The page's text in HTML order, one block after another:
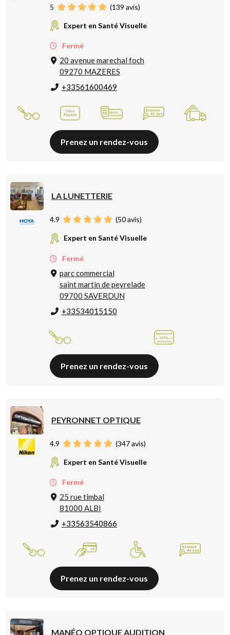
5 (139 avis)
Expert en Santé Visuelle
Fermé
20 avenue marechal foch
09270 MAZERES
+33561600469
Prenez un rendez-vous
LA LUNETTERIE
4.9 (50avis)
Expert en Santé Visuelle
Fermé
parc commercial
saint martin de peyrelade
09700 SAVERDUN
+33534015150
Prenez un rendez-vous
PEYRONNET OPTIQUE
4.9 (347avis)
Expert en Santé Visuelle
Fermé
25 rue timbal
81000 ALBI
+33563540866
Prenez un rendez-vous
MANÉO OPTIQUE AUDITION